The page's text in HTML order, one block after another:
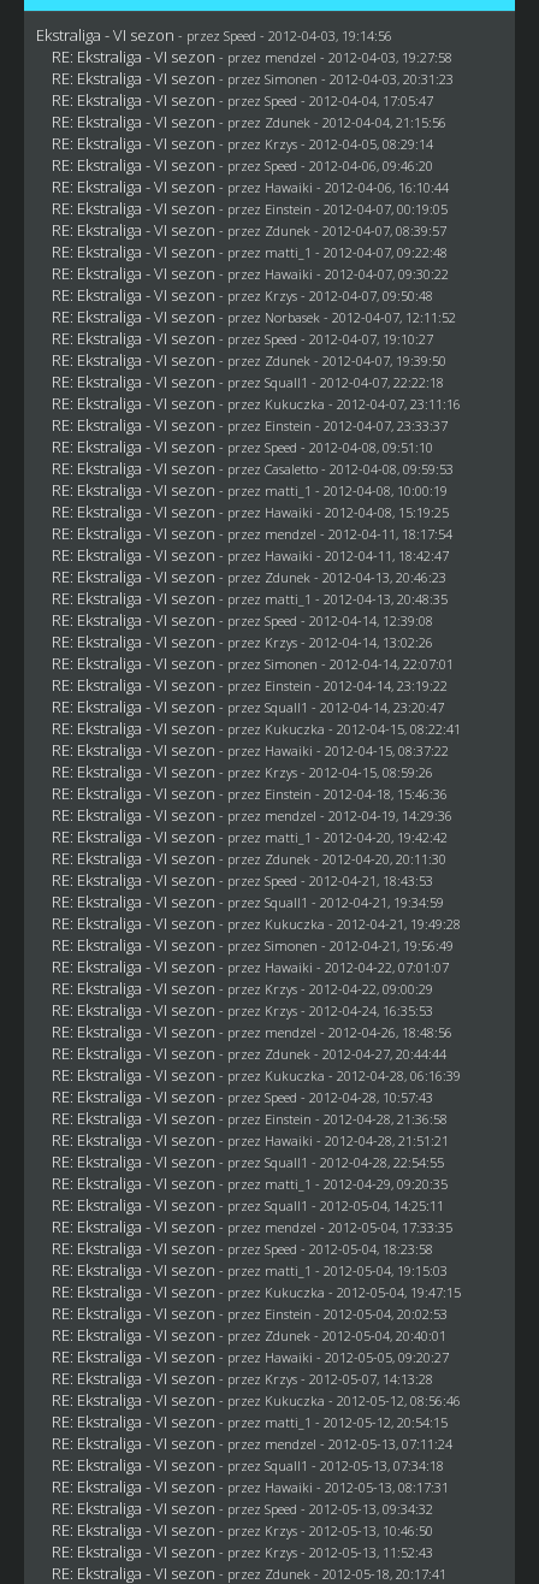
Ekstraliga - VI sezon - przez Speed - 2012-04-03, 19:14:56
RE: Ekstraliga - VI sezon - przez mendzel - 2012-04-03, 19:27:58
RE: Ekstraliga - VI sezon - przez Simonen - 2012-04-03, 20:31:23
RE: Ekstraliga - VI sezon - przez Speed - 2012-04-04, 17:05:47
RE: Ekstraliga - VI sezon - przez Zdunek - 2012-04-04, 21:15:56
RE: Ekstraliga - VI sezon - przez Krzys- 2012-04-05, 08:29:14
RE: Ekstraliga - VI sezon - przez Speed - 2012-04-06, 09:46:20
RE: Ekstraliga - VI sezon - przez Hawaiki - 2012-04-06, 16:10:44
RE: Ekstraliga - VI sezon - przez Einstein - 2012-04-07, 00:19:05
RE: Ekstraliga - VI sezon - przez Zdunek - 2012-04-07, 08:39:57
RE: Ekstraliga - VI sezon - przez matti_1 - 2012-04-07, 09:22:48
RE: Ekstraliga - VI sezon - przez Hawaiki - 2012-04-07, 09:30:22
RE: Ekstraliga - VI sezon - przez Krzys- 2012-04-07, 09:50:48
RE: Ekstraliga - VI sezon - przez Norbasek - 2012-04-07, 12:11:52
RE: Ekstraliga - VI sezon - przez Speed - 2012-04-07, 19:10:27
RE: Ekstraliga - VI sezon - przez Zdunek - 2012-04-07, 19:39:50
RE: Ekstraliga - VI sezon - przez Squall1 - 2012-04-07, 22:22:18
RE: Ekstraliga - VI sezon - przez Kukuczka - 2012-04-07, 23:11:16
RE: Ekstraliga - VI sezon - przez Einstein - 2012-04-07, 23:33:37
RE: Ekstraliga - VI sezon - przez Speed - 2012-04-08, 09:51:10
RE: Ekstraliga - VI sezon - przez Casaletto- 2012-04-08, 09:59:53
RE: Ekstraliga - VI sezon - przez matti_1 - 2012-04-08, 10:00:19
RE: Ekstraliga - VI sezon - przez Hawaiki - 2012-04-08, 15:19:25
RE: Ekstraliga - VI sezon - przez mendzel - 2012-04-11, 18:17:54
RE: Ekstraliga - VI sezon - przez Hawaiki - 2012-04-11, 18:42:47
RE: Ekstraliga - VI sezon - przez Zdunek - 2012-04-13, 20:46:23
RE: Ekstraliga - VI sezon - przez matti_1 - 2012-04-13, 20:48:35
RE: Ekstraliga - VI sezon - przez Speed - 2012-04-14, 12:39:08
RE: Ekstraliga - VI sezon - przez Krzys- 2012-04-14, 13:02:26
RE: Ekstraliga - VI sezon - przez Simonen - 2012-04-14, 22:07:01
RE: Ekstraliga - VI sezon - przez Einstein - 2012-04-14, 23:19:22
RE: Ekstraliga - VI sezon - przez Squall1 - 2012-04-14, 23:20:47
RE: Ekstraliga - VI sezon - przez Kukuczka - 2012-04-15, 08:22:41
RE: Ekstraliga - VI sezon - przez Hawaiki - 2012-04-15, 08:37:22
RE: Ekstraliga - VI sezon - przez Krzys- 2012-04-15, 08:59:26
RE: Ekstraliga - VI sezon - przez Einstein - 2012-04-18, 15:46:36
RE: Ekstraliga - VI sezon - przez mendzel - 2012-04-19, 14:29:36
RE: Ekstraliga - VI sezon - przez matti_1 - 2012-04-20, 19:42:42
RE: Ekstraliga - VI sezon - przez Zdunek - 2012-04-20, 20:11:30
RE: Ekstraliga - VI sezon - przez Speed - 2012-04-21, 18:43:53
RE: Ekstraliga - VI sezon - przez Squall1 - 2012-04-21, 19:34:59
RE: Ekstraliga - VI sezon - przez Kukuczka - 2012-04-21, 19:49:28
RE: Ekstraliga - VI sezon - przez Simonen - 2012-04-21, 19:56:49
RE: Ekstraliga - VI sezon - przez Hawaiki - 2012-04-22, 07:01:07
RE: Ekstraliga - VI sezon - przez Krzys- 2012-04-22, 09:00:29
RE: Ekstraliga - VI sezon - przez Krzys- 2012-04-24, 16:35:53
RE: Ekstraliga - VI sezon - przez mendzel - 2012-04-26, 18:48:56
RE: Ekstraliga - VI sezon - przez Zdunek - 2012-04-27, 20:44:44
RE: Ekstraliga - VI sezon - przez Kukuczka - 2012-04-28, 06:16:39
RE: Ekstraliga - VI sezon - przez Speed - 2012-04-28, 10:57:43
RE: Ekstraliga - VI sezon - przez Einstein - 2012-04-28, 21:36:58
RE: Ekstraliga - VI sezon - przez Hawaiki - 2012-04-28, 21:51:21
RE: Ekstraliga - VI sezon - przez Squall1 - 2012-04-28, 22:54:55
RE: Ekstraliga - VI sezon - przez matti_1 - 2012-04-29, 09:20:35
RE: Ekstraliga - VI sezon - przez Squall1 - 2012-05-04, 14:25:11
RE: Ekstraliga - VI sezon - przez mendzel - 2012-05-04, 17:33:35
RE: Ekstraliga - VI sezon - przez Speed - 2012-05-04, 18:23:58
RE: Ekstraliga - VI sezon - przez matti_1 - 2012-05-04, 19:15:03
RE: Ekstraliga - VI sezon - przez Kukuczka - 2012-05-04, 19:47:15
RE: Ekstraliga - VI sezon - przez Einstein - 2012-05-04, 20:02:53
RE: Ekstraliga - VI sezon - przez Zdunek - 2012-05-04, 20:40:01
RE: Ekstraliga - VI sezon - przez Hawaiki - 2012-05-05, 09:20:27
RE: Ekstraliga - VI sezon - przez Krzys- 2012-05-07, 14:13:28
RE: Ekstraliga - VI sezon - przez Kukuczka - 2012-05-12, 08:56:46
RE: Ekstraliga - VI sezon - przez matti_1 - 2012-05-12, 20:54:15
RE: Ekstraliga - VI sezon - przez mendzel - 2012-05-13, 07:11:24
RE: Ekstraliga - VI sezon - przez Squall1 - 2012-05-13, 07:34:18
RE: Ekstraliga - VI sezon - przez Hawaiki - 2012-05-13, 08:17:31
RE: Ekstraliga - VI sezon - przez Speed - 2012-05-13, 09:34:32
RE: Ekstraliga - VI sezon - przez Krzys- 2012-05-13, 10:46:50
RE: Ekstraliga - VI sezon - przez Krzys- 2012-05-13, 11:52:43
RE: Ekstraliga - VI sezon - przez Zdunek - 2012-05-18, 20:17:41